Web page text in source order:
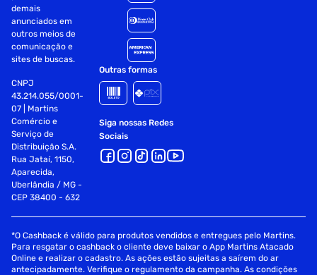
demais
anunciados em
outros meios de
comunicação e
sites de buscas.
CNPJ
43.214.055/0001-
07 | Martins
Comércio e
Serviço de
Distribuição S.A.
Rua Jataí, 1150,
Aparecida,
Uberlândia / MG -
CEP 38400 - 632
Outras formas
Siga nossas Redes
Sociais
*O Cashback é válido para produtos vendidos e entregues pelo Martins.
Para resgatar o cashback o cliente deve baixar o App Martins Atacado
Online e realizar o cadastro. As ações estão sujeitas a saírem do ar
antecipadamente. Verifique o regulamento da campanha. As condições